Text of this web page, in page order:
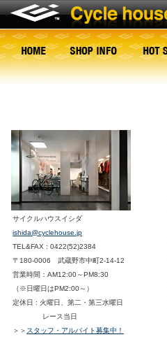
サイクルハウスイシダ
ishida@cyclehouse.jp
TEL&FAX : 0422(52)2384
〒180-0006 武蔵野市中町2-14-12
営業時間：AM12:00～PM8:30
（※日曜日はPM2:00～）
定休日 : 火曜日、第二・第三水曜日
レース当日
＞＞ スタッフ・アルバイト募集中！